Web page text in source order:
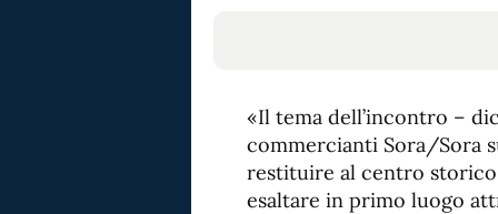
«Il tema dell’incontro –
commercianti Sora/Sora
restituire al centro storico
esaltare in primo luogo